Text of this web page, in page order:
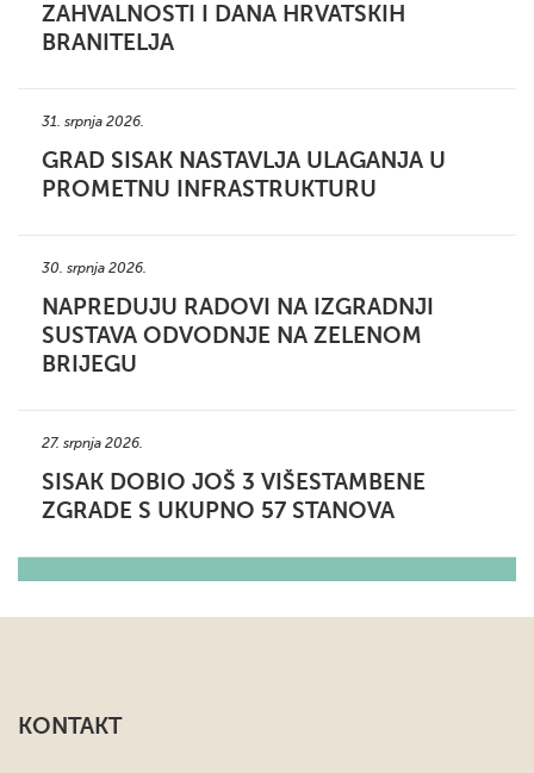
ZAHVALNOSTI I DANA HRVATSKIH
BRANITELJA
31. srpnja 2026.
GRAD SISAK NASTAVLJA ULAGANJA U
PROMETNU INFRASTRUKTURU
30. srpnja 2026.
NAPREDUJU RADOVI NA IZGRADNJI
SUSTAVA ODVODNJE NA ZELENOM
BRIJEGU
27. srpnja 2026.
SISAK DOBIO JOŠ 3 VIŠESTAMBENE
ZGRADE S UKUPNO 57 STANOVA
KONTAKT